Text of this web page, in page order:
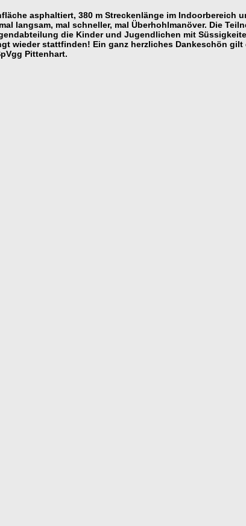
asphaltiert, 380 m Streckenlänge im Indoorbereich
langsam, mal schneller, mal Überhohlmanöver. Die
die Kinder und Jugendlichen mit
wieder stattfinden! Ein ganz herzliches Dankeschön
der SpVgg Pittenhart.